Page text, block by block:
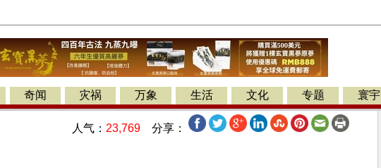
奇闻 灾祸 万象 生活 文化 专题 寰宇
人气： 23,769 分享：